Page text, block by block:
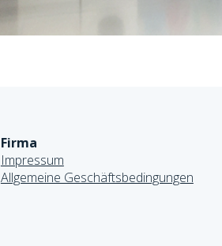
Firma
Impressum
Allgemeine Geschäftsbedingungen